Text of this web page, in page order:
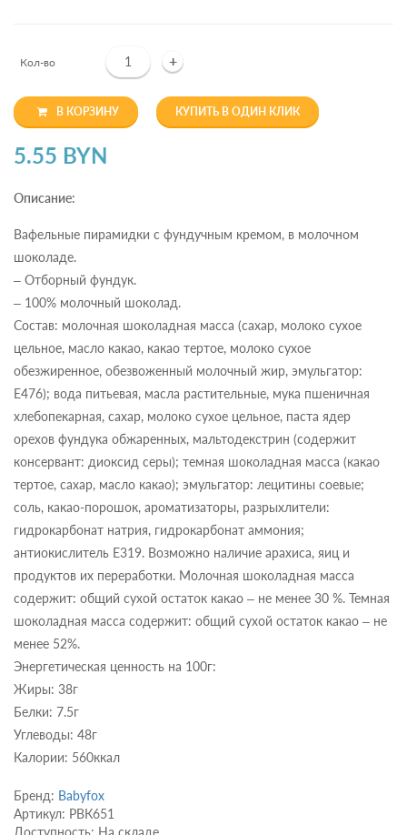
Кол-во +
В КОРЗИНУ КУПИТЬ В ОДИН КЛИК
5.55 BYN
Описание:
Вафельные пирамидки с фундучным кремом, в молочном
шоколаде.
– Отборный фундук.
– 100% молочный шоколад.
Состав: молочная шоколадная масса (сахар, молоко сухое
цельное, масло какао, какао тертое, молоко сухое
обезжиренное, обезвоженный молочный жир, эмульгатор:
Е476); вода питьевая, масла растительные, мука пшеничная
хлебопекарная, сахар, молоко сухое цельное, паста ядер
орехов фундука обжаренных, мальтодекстрин (содержит
консервант: диоксид серы); темная шоколадная масса (какао
тертое, сахар, масло какао); эмульгатор: лецитины соевые;
соль, какао-порошок, ароматизаторы, разрыхлители:
гидрокарбонат натрия, гидрокарбонат аммония;
антиокислитель Е319. Возможно наличие арахиса, яиц и
продуктов их переработки. Молочная шоколадная масса
содержит: общий сухой остаток какао – не менее 30 %. Темная
шоколадная масса содержит: общий сухой остаток какао – не
менее 52%.
Энергетическая ценность на 100г:
Жиры: 38г
Белки: 7.5г
Углеводы: 48г
Калории: 560ккал
Бренд: Babyfox
Артикул: РВК651